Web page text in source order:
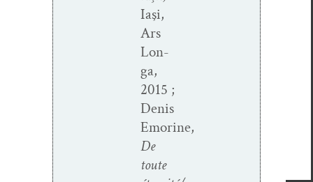
Iaşi,
Ars
Lon­
ga,
2015 ;
Denis
Emorine,
De
toute